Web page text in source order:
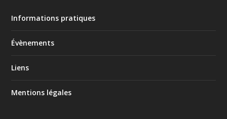
Informations pratiques
Évènements
Liens
Mentions légales